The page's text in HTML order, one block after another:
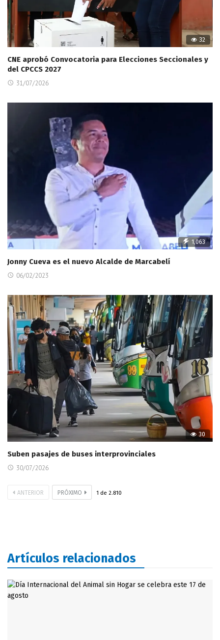
32
CNE aprobó Convocatoria para Elecciones Seccionales y
del CPCCS 2027
31/07/2026
1,063
Jonny Cueva es el nuevo Alcalde de Marcabelí
06/02/2023
30
Suben pasajes de buses interprovinciales
30/07/2026
ANTERIOR PRÓXIMO 1 de 2.810
Artículos relacionados